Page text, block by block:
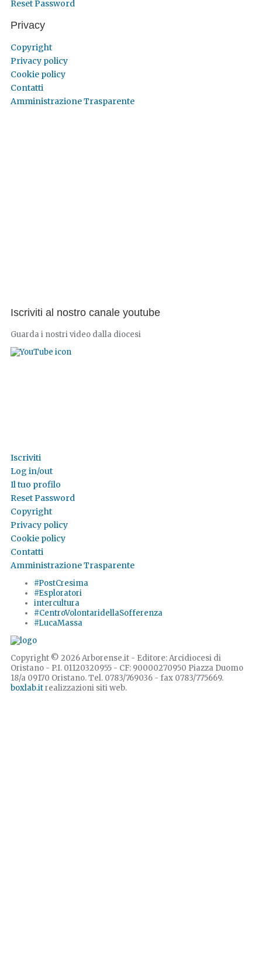
Reset Password
Privacy
Copyright
Privacy policy
Cookie policy
Contatti
Amministrazione Trasparente
Iscriviti al nostro canale youtube
Guarda i nostri video dalla diocesi
Iscriviti
Log in/out
Il tuo profilo
Reset Password
Copyright
Privacy policy
Cookie policy
Contatti
Amministrazione Trasparente
#PostCresima
#Esploratori
intercultura
#CentroVolontaridellaSofferenza
#LucaMassa
Copyright © 2026 Arborense.it - Editore: Arcidiocesi di
Oristano - P.I. 01120320955 - CF: 90000270950 Piazza Duomo
18/a 09170 Oristano. Tel. 0783/769036 - fax 0783/775669.
boxlab.itrealizzazioni siti web.